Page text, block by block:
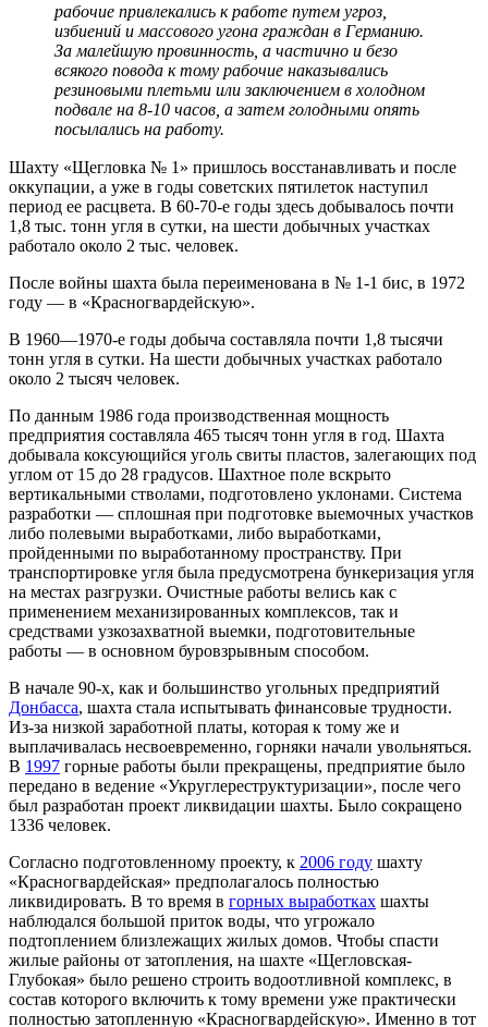
рабочие привлекались к работе путем угроз,
избиений и массового угона граждан в Германию.
За малейшую провинность, а частично и безо
всякого повода к тому рабочие наказывались
резиновыми плетьми или заключением в холодном
подвале на 8-10 часов, а затем голодными опять
посылались на работу.
Шахту «Щегловка № 1» пришлось восстанавливать и после
оккупации, а уже в годы советских пятилеток наступил
период ее расцвета. В 60-70-е годы здесь добывалось почти
1,8 тыс. тонн угля в сутки, на шести добычных участках
работало около 2 тыс. человек.
После войны шахта была переименована в № 1-1 бис, в 1972
году — в «Красногвардейскую».
В 1960—1970-е годы добыча составляла почти 1,8 тысячи
тонн угля в сутки. На шести добычных участках работало
около 2 тысяч человек.
По данным 1986 года производственная мощность
предприятия составляла 465 тысяч тонн угля в год. Шахта
добывала коксующийся уголь свиты пластов, залегающих под
углом от 15 до 28 градусов. Шахтное поле вскрыто
вертикальными стволами, подготовлено уклонами. Система
разработки — сплошная при подготовке выемочных участков
либо полевыми выработками, либо выработками,
пройденными по выработанному пространству. При
транспортировке угля была предусмотрена бункеризация угля
на местах разгрузки. Очистные работы велись как с
применением механизированных комплексов, так и
средствами узкозахватной выемки, подготовительные
работы — в основном буровзрывным способом.
В начале 90-х, как и большинство угольных предприятий
Донбасса, шахта стала испытывать финансовые трудности.
Из-за низкой заработной платы, которая к тому же и
выплачивалась несвоевременно, горняки начали увольняться.
В 1997 горные работы были прекращены, предприятие было
передано в ведение «Укруглереструктуризации», после чего
был разработан проект ликвидации шахты. Было сокращено
1336 человек.
Согласно подготовленному проекту, к 2006 году шахту
«Красногвардейская» предполагалось полностью
ликвидировать. В то время в горных выработках шахты
наблюдался большой приток воды, что угрожало
подтоплением близлежащих жилых домов. Чтобы спасти
жилые районы от затопления, на шахте «Щегловская-
Глубокая» было решено строить водоотливной комплекс, в
состав которого включить к тому времени уже практически
полностью затопленную «Красногвардейскую». Именно в тот